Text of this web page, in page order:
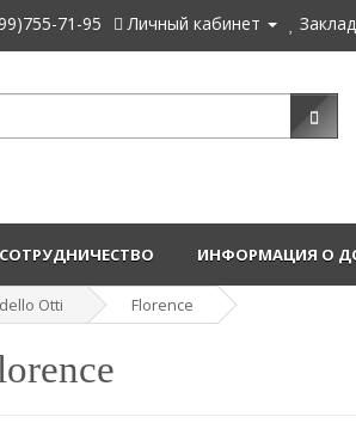
71-95 Личный кабинет
ИНФОРМАЦИЯ О
СОТРУДНИЧЕСТВО
Otti Florence